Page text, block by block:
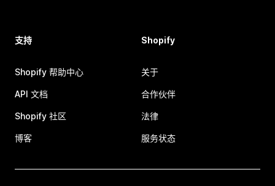
支持
Shopify 帮助中心
API 文档
Shopify 社区
博客
Shopify
关于
合作伙伴
法律
服务状态